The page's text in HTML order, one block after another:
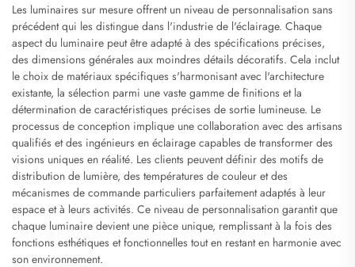
Les luminaires sur mesure offrent un niveau de personnalisation sans
précédent qui les distingue dans l'industrie de l'éclairage. Chaque
aspect du luminaire peut être adapté à des spécifications précises,
des dimensions générales aux moindres détails décoratifs. Cela inclut
le choix de matériaux spécifiques s'harmonisant avec l'architecture
existante, la sélection parmi une vaste gamme de finitions et la
détermination de caractéristiques précises de sortie lumineuse. Le
processus de conception implique une collaboration avec des artisans
qualifiés et des ingénieurs en éclairage capables de transformer des
visions uniques en réalité. Les clients peuvent définir des motifs de
distribution de lumière, des températures de couleur et des
mécanismes de commande particuliers parfaitement adaptés à leur
espace et à leurs activités. Ce niveau de personnalisation garantit que
chaque luminaire devient une pièce unique, remplissant à la fois des
fonctions esthétiques et fonctionnelles tout en restant en harmonie avec
son environnement.